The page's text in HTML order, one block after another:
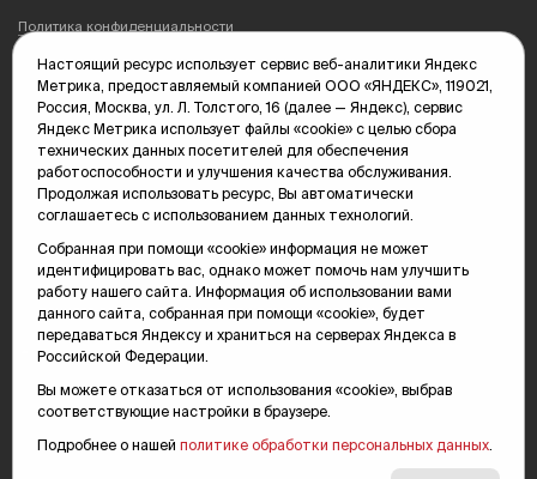
Политика конфиденциальности
Редакция: 625035, Тюмень, пр. Геологоразведчиков, 28А
(3452) 68-89-05
edit@vsluh.ru
Главный редактор: Панкина Т.Ю.
kika@vsluh.ru
По вопросам рекламы:
(3452) 68-89-78
kotovaev@sibinformburo.ru
mim@vsluh.ru
16+
Настоящий ресурс использует сервис веб-аналитики Яндекс
Метрика, предоставляемый компанией ООО «ЯНДЕКС», 119021,
Россия, Москва, ул. Л. Толстого, 16 (далее — Яндекс), сервис
Яндекс Метрика использует файлы «cookie» с целью сбора
технических данных посетителей для обеспечения
работоспособности и улучшения качества обслуживания.
Продолжая использовать ресурс, Вы автоматически
соглашаетесь с использованием данных технологий.
Собранная при помощи «cookie» информация не может
идентифицировать вас, однако может помочь нам улучшить
работу нашего сайта. Информация об использовании вами
данного сайта, собранная при помощи «cookie», будет
передаваться Яндексу и храниться на серверах Яндекса в
Российской Федерации.
Вы можете отказаться от использования «cookie», выбрав
соответствующие настройки в браузере.
Подробнее о нашей политике обработки персональных данных